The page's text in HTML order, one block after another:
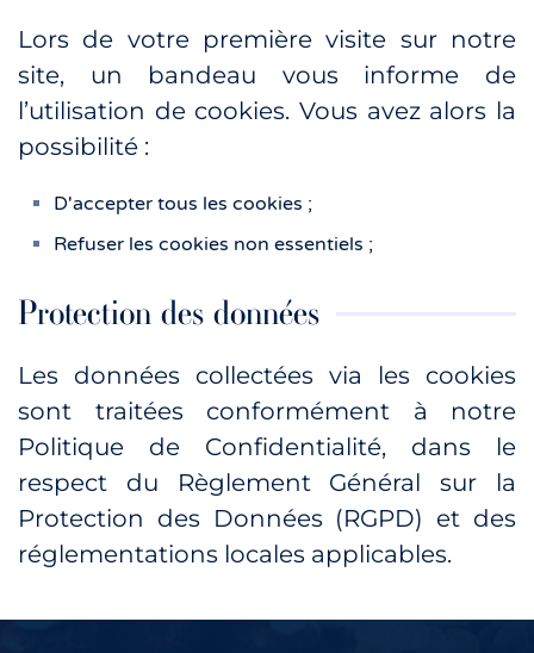
Lors de votre première visite sur notre
site, un bandeau vous informe de
l’utilisation de cookies. Vous avez alors la
possibilité :
D'accepter tous les cookies ;
Refuser les cookies non essentiels ;
Protection des données
Les données collectées via les cookies
sont traitées conformément à notre
Politique de Confidentialité, dans le
respect du Règlement Général sur la
Protection des Données (RGPD) et des
réglementations locales applicables.